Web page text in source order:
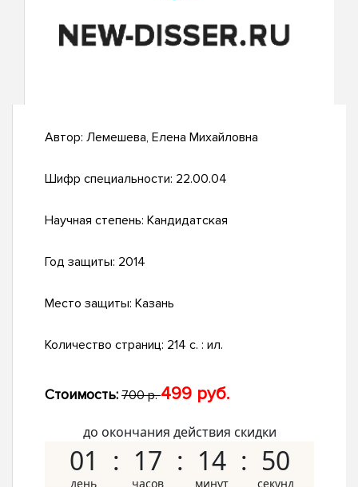
Автор: Лемешева, Елена Михайловна
Шифр специальности: 22.00.04
Научная степень: Кандидатская
Год защиты: 2014
Место защиты: Казань
Количество страниц: 214 с. : ил.
Стоимость: 700 р.499 руб.
до окончания действия скидки
01 17 14 49